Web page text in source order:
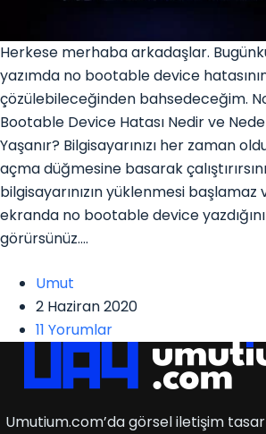
Herkese merhaba arkadaşlar.
yazımda no bootable device
çözülebileceğinden bahsedeceğim.
Bootable Device Hatası Nedir ve
Yaşanır? Bilgisayarınızı her zaman
açma düğmesine basarak
bilgisayarınızın yüklenmesi başlamaz
ekranda no bootable device yazdığını
görürsünüz.…
Umut
2 Haziran 2020
11 Yorumlar
Umutium.com’da görsel iletişim